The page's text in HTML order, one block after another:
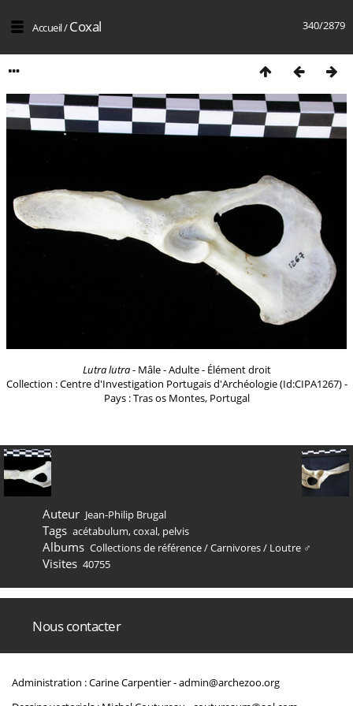
340/2879
Accueil/Coxal
Lutra lutra- Mâle - Adulte - Élément droit
Collection : Centre d'Investigation Portugais d'Archéologie (Id:CIPA1267) -
Pays : Tras os Montes, Portugal
Auteur Jean-Philip Brugal
Tags acétabulum,coxal, pelvis
Albums Collections de référence/Carnivores/ Loutre ♂
Visites 40755
Nous contacter
Administration : Carine Carpentier -admin@archezoo.org